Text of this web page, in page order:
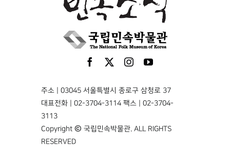
주소 | 03045 서울특별시 종로구 삼청로 37
대표전화 | 02-3704-3114 팩스 | 02-3704-
3113
Copyright © 국립민속박물관. ALL RIGHTS
RESERVED